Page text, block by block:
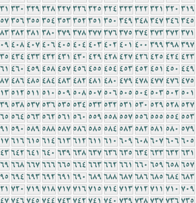
319
320
321
322
323
324
325
326
327
328
329
330
345
346
347
348
349
350
351
352
353
354
355
356
371
372
373
374
375
376
377
378
379
380
381
382
397
398
399
400
401
402
403
404
405
406
407
408
423
424
425
426
427
428
429
430
431
432
433
434
449
450
451
452
453
454
455
456
457
458
459
460
475
476
477
478
479
480
481
482
483
484
485
486
501
502
503
504
505
506
507
508
509
510
511
512
527
528
529
530
531
532
533
534
535
536
537
538
553
554
555
556
557
558
559
560
561
562
563
564
579
580
581
582
583
584
585
586
587
588
589
590
605
606
607
608
609
610
611
612
613
614
615
616
631
632
633
634
635
636
637
638
639
640
641
642
657
658
659
660
661
662
663
664
665
666
667
668
683
684
685
686
687
688
689
690
691
692
693
694
709
710
711
712
713
714
715
716
717
718
719
720